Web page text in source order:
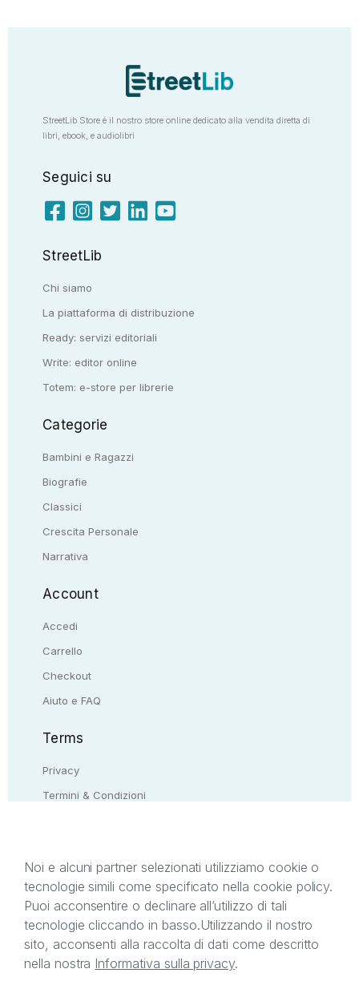
StreetLib Store è il nostro store online dedicato alla vendita diretta di
libri, ebook, e audiolibri
Seguici su
StreetLib
Chi siamo
La piattaforma di distribuzione
Ready: servizi editoriali
Write: editor online
Totem: e-store per librerie
Categorie
Bambini e Ragazzi
Biografie
Classici
Crescita Personale
Narrativa
Account
Accedi
Carrello
Checkout
Aiuto e FAQ
Terms
Privacy
Termini & Condizioni
Il presente sito web è di proprietà di StreetLib S.r.l.
C.F. e P.IVA 05338720963. StreetLib S.r.l. è
titolare di tutti i diritti di proprietà intellettuale
afferenti ai marchi, loghi e segni distintivi presenti
sul sito web. Si invita l’utente a prendere visione
Noi e alcuni partner selezionati utilizziamo cookie o
tecnologie simili come specificato nella cookie policy.
Puoi acconsentire o declinare all’utilizzo di tali
tecnologie cliccando in basso.Utilizzando il nostro
sito, acconsenti alla raccolta di dati come descritto
nella nostra Informativa sulla privacy.